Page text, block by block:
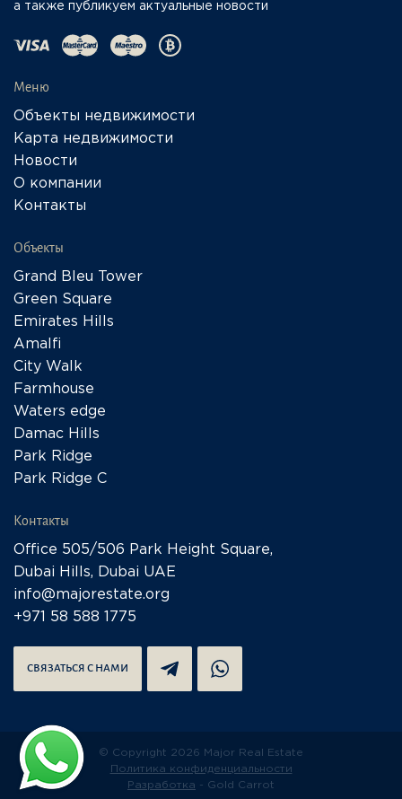
а также публикуем актуальные новости
Меню
Объекты недвижимости
Карта недвижимости
Новости
О компании
Контакты
Объекты
Grand Bleu Tower
Green Square
Emirates Hills
Amalfi
City Walk
Farmhouse
Waters edge
Damac Hills
Park Ridge
Park Ridge C
Контакты
Office 505/506 Park Height Square,
Dubai Hills, Dubai UAE
info@majorestate.org
+971 58 588 1775
СВЯЗАТЬСЯ С НАМИ
© Copyright 2026 Major Real Estate
Политика конфиденциальности
Разработка - Gold Carrot